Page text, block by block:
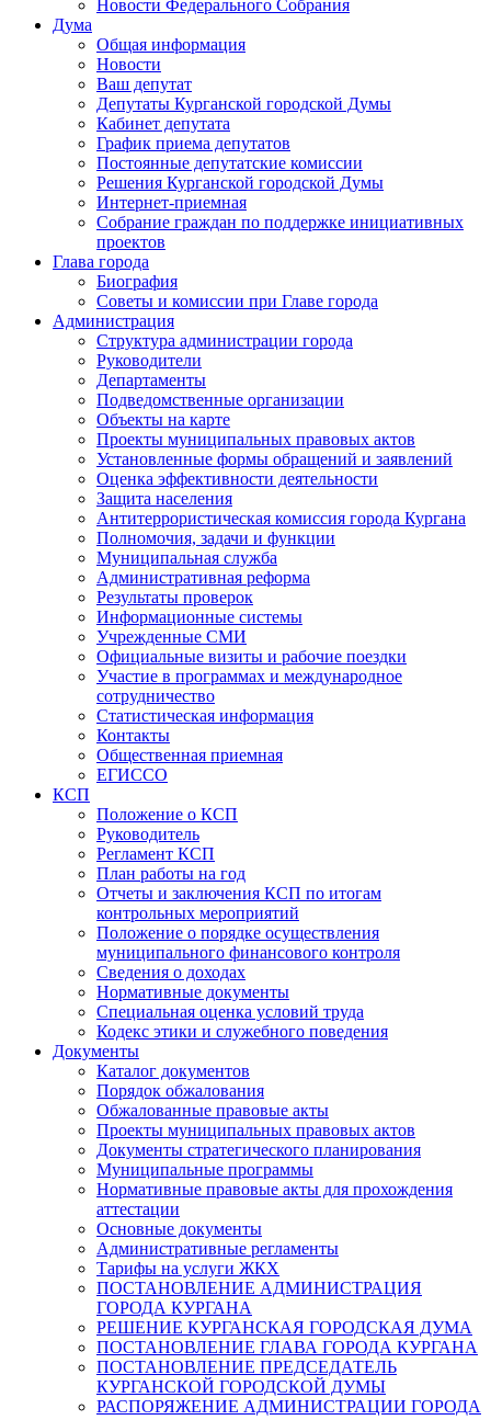
Новости Федерального Cобрания
Дума
Общая информация
Новости
Ваш депутат
Депутаты Курганской городской Думы
Кабинет депутата
График приема депутатов
Постоянные депутатские комиссии
Решения Курганской городской Думы
Интернет-приемная
Собрание граждан по поддержке инициативных
проектов
Глава города
Биография
Советы и комиссии при Главе города
Администрация
Структура администрации города
Руководители
Департаменты
Подведомственные организации
Объекты на карте
Проекты муниципальных правовых актов
Установленные формы обращений и заявлений
Оценка эффективности деятельности
Защита населения
Антитеррористическая комиссия города Кургана
Полномочия, задачи и функции
Муниципальная служба
Административная реформа
Результаты проверок
Информационные системы
Учрежденные СМИ
Официальные визиты и рабочие поездки
Участие в программах и международное
сотрудничество
Статистическая информация
Контакты
Общественная приемная
ЕГИССО
КСП
Положение о КСП
Руководитель
Регламент КСП
План работы на год
Отчеты и заключения КСП по итогам
контрольных мероприятий
Положение о порядке осуществления
муниципального финансового контроля
Сведения о доходах
Нормативные документы
Специальная оценка условий труда
Кодекс этики и служебного поведения
Документы
Каталог документов
Порядок обжалования
Обжалованные правовые акты
Проекты муниципальных правовых актов
Документы стратегического планирования
Муниципальные программы
Нормативные правовые акты для прохождения
аттестации
Основные документы
Административные регламенты
Тарифы на услуги ЖКХ
ПОСТАНОВЛЕНИЕ АДМИНИСТРАЦИЯ
ГОРОДА КУРГАНА
РЕШЕНИЕ КУРГАНСКАЯ ГОРОДСКАЯ ДУМА
ПОСТАНОВЛЕНИЕ ГЛАВА ГОРОДА КУРГАНА
ПОСТАНОВЛЕНИЕ ПРЕДСЕДАТЕЛЬ
КУРГАНСКОЙ ГОРОДСКОЙ ДУМЫ
РАСПОРЯЖЕНИЕ АДМИНИСТРАЦИИ ГОРОДА